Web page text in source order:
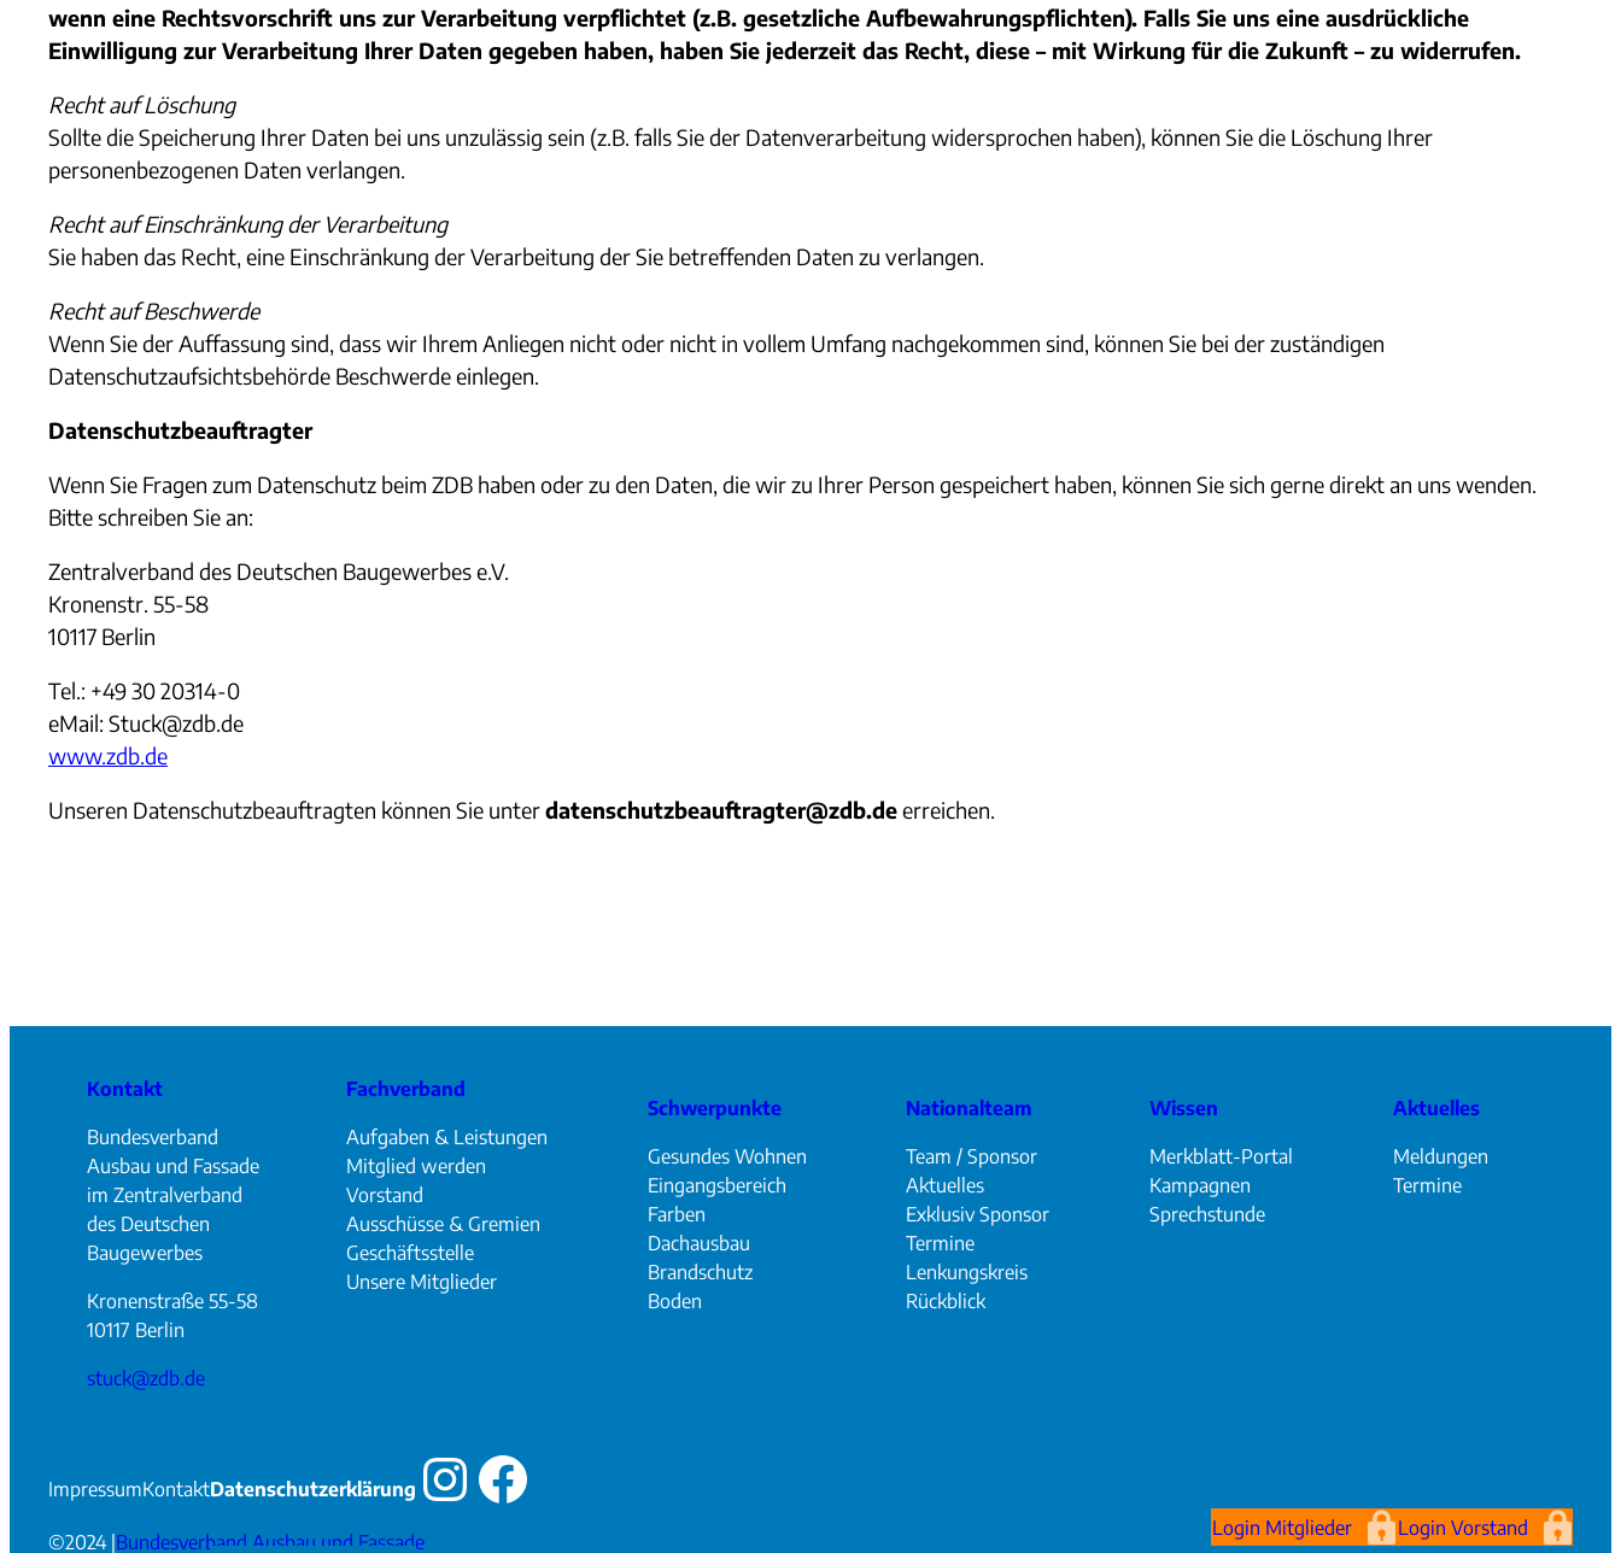
wenn eine Rechtsvorschrift uns zur Verarbeitung verpflichtet (z.B. gesetzliche Aufbewahrungspflichten). Falls Sie uns eine ausdrückliche
Einwilligung zur Verarbeitung Ihrer Daten gegeben haben, haben Sie jederzeit das Recht, diese – mit Wirkung für die Zukunft – zu widerrufen.
Recht auf Löschung
Sollte die Speicherung Ihrer Daten bei uns unzulässig sein (z.B. falls Sie der Datenverarbeitung widersprochen haben), können Sie die Löschung Ihrer
personenbezogenen Daten verlangen.
Recht auf Einschränkung der Verarbeitung
Sie haben das Recht, eine Einschränkung der Verarbeitung der Sie betreffenden Daten zu verlangen.
Recht auf Beschwerde
Wenn Sie der Auffassung sind, dass wir Ihrem Anliegen nicht oder nicht in vollem Umfang nachgekommen sind, können Sie bei der zuständigen
Datenschutzaufsichtsbehörde Beschwerde einlegen.
Datenschutzbeauftragter
Wenn Sie Fragen zum Datenschutz beim ZDB haben oder zu den Daten, die wir zu Ihrer Person gespeichert haben, können Sie sich gerne direkt an uns wenden.
Bitte schreiben Sie an:
Zentralverband des Deutschen Baugewerbes e.V.
Kronenstr. 55-58
10117 Berlin
Tel.: +49 30 20314-0
eMail: Stuck@zdb.de
www.zdb.de
Unseren Datenschutzbeauftragten können Sie unterdatenschutzbeauftragter@zdb.deerreichen.
Kontakt
Bundesverband
Ausbau und Fassade
im Zentralverband
des Deutschen
Baugewerbes
Kronenstraße 55-58
10117 Berlin
stuck@zdb.de
Fachverband
Aufgaben & Leistungen
Mitglied werden
Vorstand
Ausschüsse & Gremien
Geschäftsstelle
Unsere Mitglieder
Schwerpunkte
Gesundes Wohnen
Eingangsbereich
Farben
Dachausbau
Brandschutz
Boden
Nationalteam
Team / Sponsor
Aktuelles
Exklusiv Sponsor
Termine
Lenkungskreis
Rückblick
Wissen
Merkblatt-Portal
Kampagnen
Sprechstunde
Aktuelles
Meldungen
Termine
ImpressumKontaktDatenschutzerklärung Instagram
Facebook
©2024 |Bundesverband Ausbau und Fassade
Login Mitglieder Login Vorstand